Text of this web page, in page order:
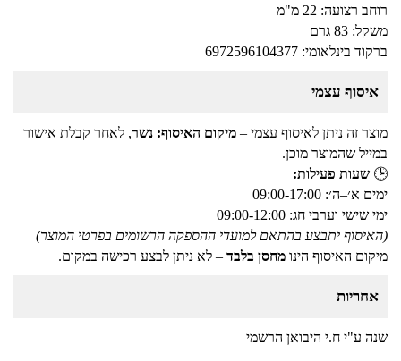
רוחב רצועה: 22 מ"מ
משקל: 83 גרם
ברקוד בינלאומי: 6972596104377
איסוף עצמי
מוצר זה ניתן לאיסוף עצמי – מיקום האיסוף: נשר, לאחר קבלת אישור
במייל שהמוצר מוכן.
🕒 שעות פעילות:
ימים א׳–ה׳: 09:00-17:00
ימי שישי וערבי חג: 09:00-12:00
(האיסוף יתבצע בהתאם למועדי ההספקה הרשומים בפרטי המוצר)
מיקום האיסוף הינו מחסן בלבד – לא ניתן לבצע רכישה במקום.
אחריות
שנה ע"י ח.י היבואן הרשמי